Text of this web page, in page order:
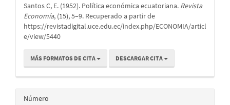
artículo
Santos C, E. (1952). Política económica ecuatoriana. Revista
Economía, (15), 5–9. Recuperado a partir de
https://revistadigital.uce.edu.ec/index.php/ECONOMIA/articl
e/view/5440
MÁS FORMATOS DE CITA DESCARGAR CITA
Número